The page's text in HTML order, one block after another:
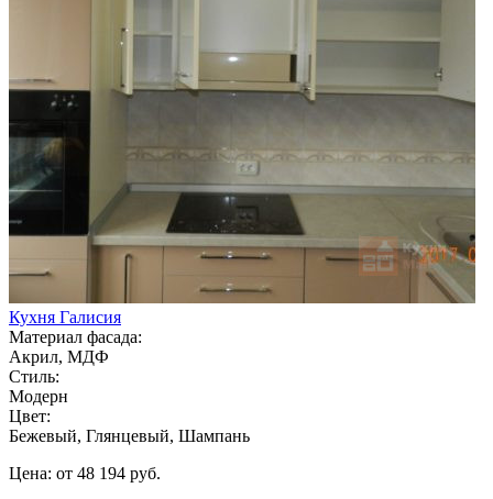
Кухня Галисия
Материал фасада:
Акрил, МДФ
Стиль:
Модерн
Цвет:
Бежевый, Глянцевый, Шампань
Цена: от 48 194 руб.